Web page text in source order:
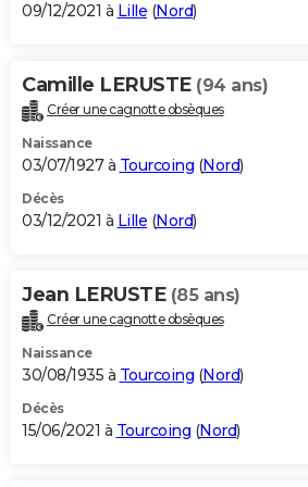
09/12/2021 à Lille (Nord)
Camille LERUSTE (94 ans)
Créer une cagnotte obsèques
Naissance
03/07/1927 à Tourcoing (Nord)
Décès
03/12/2021 à Lille (Nord)
Jean LERUSTE (85 ans)
Créer une cagnotte obsèques
Naissance
30/08/1935 à Tourcoing (Nord)
Décès
15/06/2021 à Tourcoing (Nord)